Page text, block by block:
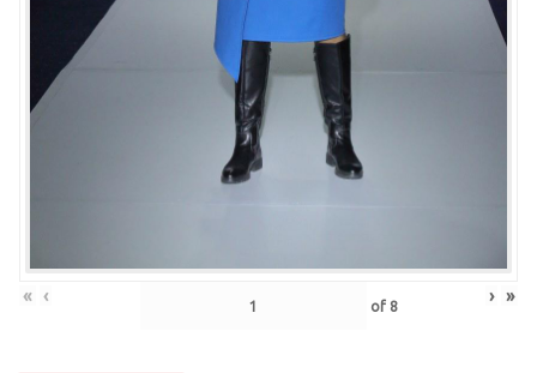
« ‹ of 8 › »